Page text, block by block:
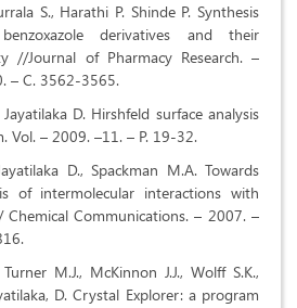
S., Harathi P. Shinde P. Synthesis
derivatives and their
//Journal of Pharmacy Research. –
– С. 3562-3565.
D. Hirshfeld surface analysis
Vol. – 2009. –11. – P. 19-32.
D., Spackman M.A. Towards
of intermolecular interactions with
Chemical Communications. – 2007. –
Turner M.J., McKinnon J.J., Wolff S.K.,
D. Crystal Explorer: a program